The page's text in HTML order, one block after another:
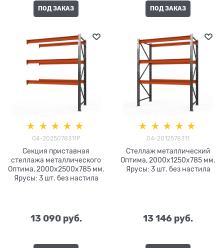
ПОД ЗАКАЗ ПОД ЗАКАЗ
04-2025078311P
Секция приставная
стеллажа металлического
Оптима, 2000x2500x785 мм.
Ярусы: 3 шт. без настила
13 090 руб.
04-2012578311
Стеллаж металлический
Оптима, 2000x1250x785 мм.
Ярусы: 3 шт. без настила
13 146 руб.